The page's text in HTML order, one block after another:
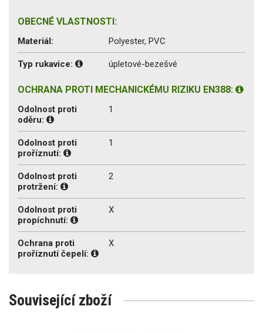
OBECNÉ VLASTNOSTI:
Materiál: Polyester, PVC
Typ rukavice: úpletové-bezešvé
OCHRANA PROTI MECHANICKÉMU RIZIKU EN388:
Odolnost proti
oděru:
1
Odolnost proti
proříznutí:
1
Odolnost proti
protržení:
2
Odolnost proti
propíchnutí:
X
Ochrana proti
proříznutí čepelí:
X
Související zboží